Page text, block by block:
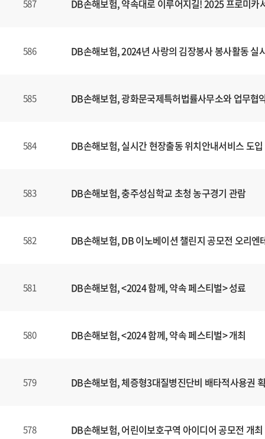
587 DB손해보험, 약속대로 이루어지길! 2025 프로미카
586 DB손해보험, 2024년 사랑의 김장봉사 봉사활동 실
585 DB손해보험, 광화문국제특허법률사무소와 업무협
584 DB손해보험, 실시간 현장출동 위치안내서비스 도입
583 DB손해보험, 충주성심학교 초청 농구경기 관람
582 DB손해보험, DB 이노베이션 챌린지 공모전 오리엔
581 DB손해보험, <2024 함께, 약속 페스티벌> 성료
580 DB손해보험, <2024 함께, 약속 페스티벌> 개최
579 DB손해보험, 체증형3대질병진단비 배타적사용권
578 DB손해보험, 어린이보호구역 아이디어 공모전 개최